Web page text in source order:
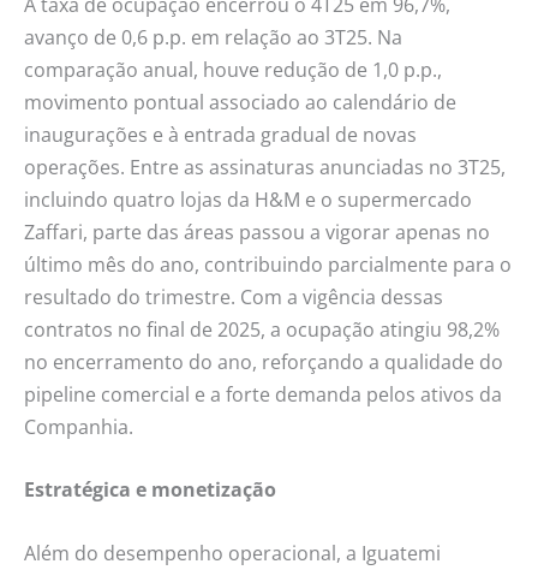
avanço de 0,6 p.p. em relação ao 3T25. Na
comparação anual, houve redução de 1,0 p.p.,
movimento pontual associado ao calendário de
inaugurações e à entrada gradual de novas
operações. Entre as assinaturas anunciadas no 3T25,
incluindo quatro lojas da H&M e o supermercado
Zaffari, parte das áreas passou a vigorar apenas no
último mês do ano, contribuindo parcialmente para o
resultado do trimestre. Com a vigência dessas
contratos no final de 2025, a ocupação atingiu 98,2%
no encerramento do ano, reforçando a qualidade do
pipeline comercial e a forte demanda pelos ativos da
Companhia.
Estratégica e monetização
Além do desempenho operacional, a Iguatemi